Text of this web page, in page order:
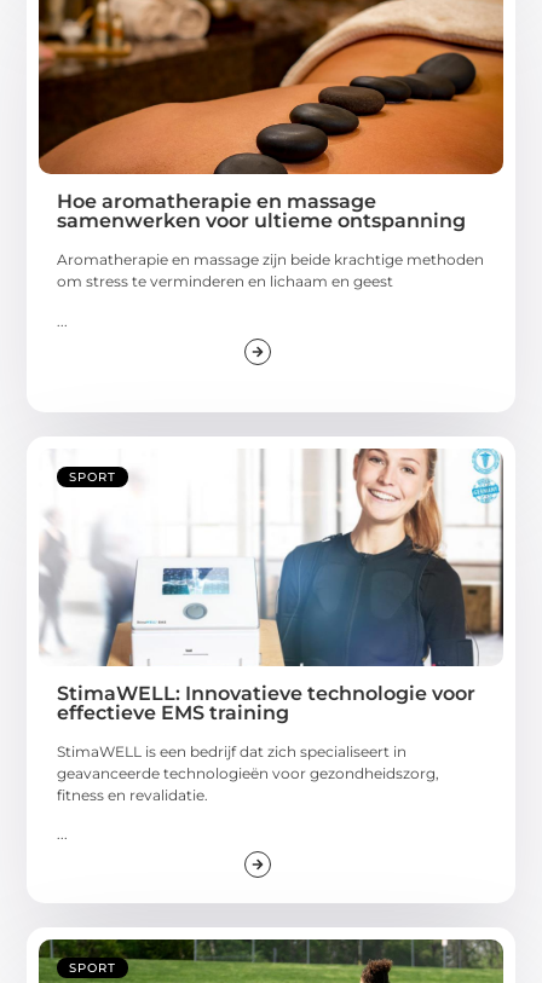
Hoe aromatherapie en massage
samenwerken voor ultieme ontspanning
Aromatherapie en massage zijn beide krachtige methoden
om stress te verminderen en lichaam en geest
SPORT
StimaWELL: Innovatieve technologie voor
effectieve EMS training
StimaWELL is een bedrijf dat zich specialiseert in
geavanceerde technologieën voor gezondheidszorg,
fitness en revalidatie.
SPORT